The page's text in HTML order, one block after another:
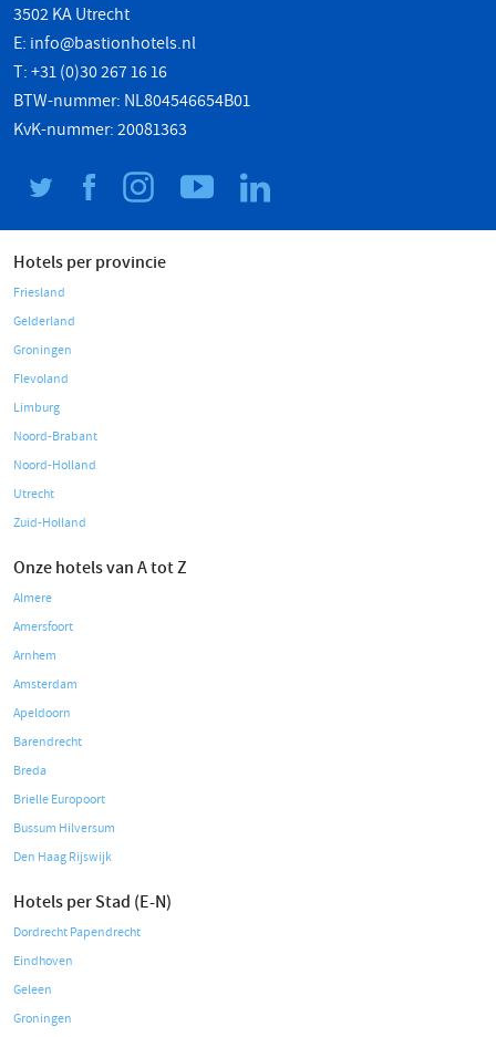
3502 KA Utrecht
E: info@bastionhotels.nl
T: +31 (0)30 267 16 16
BTW-nummer: NL804546654B01
KvK-nummer: 20081363
Hotels per provincie
Friesland
Gelderland
Groningen
Flevoland
Limburg
Noord-Brabant
Noord-Holland
Utrecht
Zuid-Holland
Onze hotels van A tot Z
Almere
Amersfoort
Arnhem
Amsterdam
Apeldoorn
Barendrecht
Breda
Brielle Europoort
Bussum Hilversum
Den Haag Rijswijk
Hotels per Stad (E-N)
Dordrecht Papendrecht
Eindhoven
Geleen
Groningen